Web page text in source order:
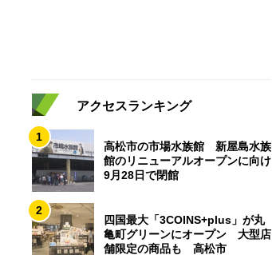
アクセスランキング
1
高松市の市場水族館 新屋島水族
館のリニューアルオープンに向け
9月28日で閉館
2
四国最大「3COINS+plus」が丸
亀町グリーンにオープン 大型店
舗限定の商品も 高松市